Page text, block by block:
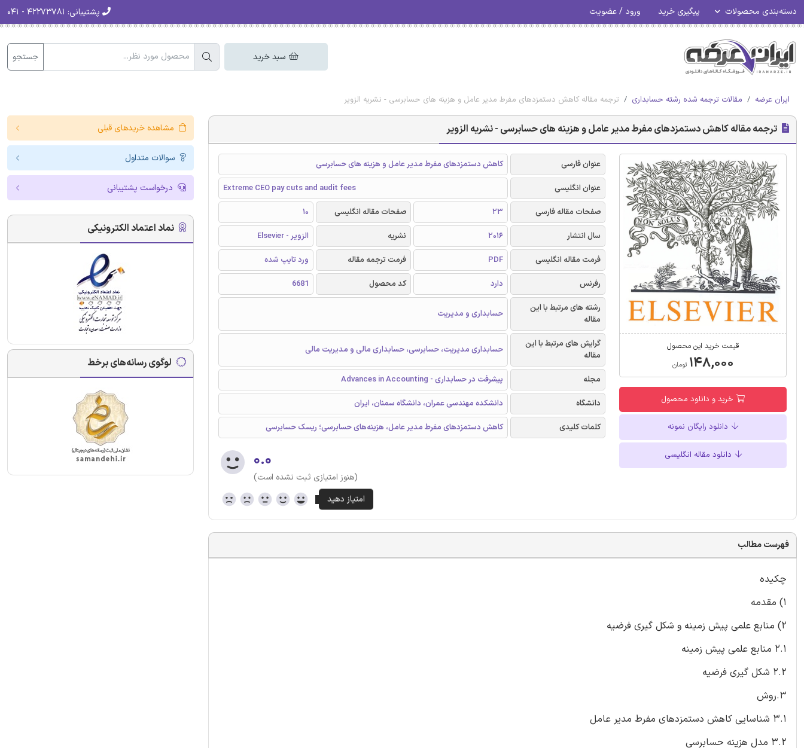
دسته‌بندی محصولات پیگیری خرید ورود / عضویت پشتیبانی:
سبد خرید جستجو
ایران عرضه مقالات ترجمه شده رشته حسابداری ترجمه مقاله کاهش دستمزدهای مفرط مدیر عامل و هزینه های حسابرسی - نشریه الزویر
ترجمه مقاله کاهش دستمزدهای مفرط مدیر عامل و هزینه های حسابرسی - نشریه الزویر
قیمت خرید این محصول
۱۴۸,۰۰۰ تومان
خرید و دانلود محصول
دانلود رایگان نمونه
دانلود مقاله انگلیسی
عنوان فارسی
کاهش دستمزدهای مفرط مدیر عامل و هزینه های حسابرسی
عنوان انگلیسی
Extreme CEO pay cuts and audit fees
صفحات مقاله فارسی
23 صفحات مقاله انگلیسی
10
سال انتشار
2016 نشریه
الزویر - Elsevier
فرمت مقاله انگلیسی
PDF فرمت ترجمه مقاله
ورد تایپ شده
رفرنس
دارد کد محصول
6681
رشته های مرتبط با این
مقاله
حسابداری و مدیریت
گرایش های مرتبط با این
مقاله
حسابداری مدیریت، حسابرسی، حسابداری مالی و مدیریت مالی
مجله
پیشرفت در حسابداری - Advances in Accounting
دانشگاه
دانشکده مهندسی عمران، دانشگاه سمنان، ایران
کلمات کلیدی
کاهش دستمزدهای مفرط مدیر عامل، هزینه‌های حسابرسی؛ ریسک حسابرسی
۰.۰
(هنوز امتیازی ثبت نشده است)
فهرست مطالب
چکیده
1) مقدمه
2) منابع علمی پیش زمینه و شکل گیری فرضیه
2.1 منابع علمی پیش زمینه
2.2 شکل گیری فرضیه
3.روش
3.1 شناسایی کاهش دستمزدهای مفرط مدیر عامل
3.2 مدل هزینه حسابرسی
مشاهده خریدهای قبلی
سوالات متداول
درخواست پشتیبانی
نماد اعتماد الکترونیکی
لوگوی رسانه‌های برخط